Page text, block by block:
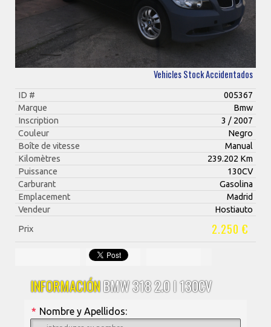
Vehicles Stock Accidentados
ID #
005367
Marque
Bmw
Inscription
3 / 2007
Couleur
Negro
Boîte de vitesse
Manual
Kilomètres
239.202 Km
Puissance
130CV
Carburant
Gasolina
Emplacement
Madrid
Vendeur
Hostiauto
Prix
2.250 €
INFORMACIÓNBMW 318 2.0 I 130CV
Nombre y Apellidos:
*